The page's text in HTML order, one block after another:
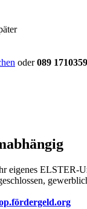
oder089
eigenes